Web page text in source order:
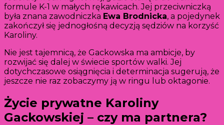
formule K-1 w małych rękawicach. Jej przeciwniczką
była znana zawodniczka Ewa Brodnicka, a pojedynek
zakończył się jednogłośną decyzją sędziów na korzyść
Karoliny.
Nie jest tajemnicą, że Gackowska ma ambicje, by
rozwijać się dalej w świecie sportów walki. Jej
dotychczasowe osiągnięcia i determinacja sugerują, że
jeszcze nie raz zobaczymy ją w ringu lub oktagonie.
Życie prywatne Karoliny
Gackowskiej – czy ma partnera?